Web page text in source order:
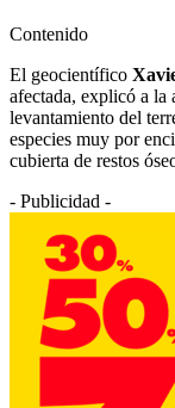
Contenido
El geocientífico
afectada, explicó a la
levantamiento del
especies muy por
cubierta de restos
- Publicidad -